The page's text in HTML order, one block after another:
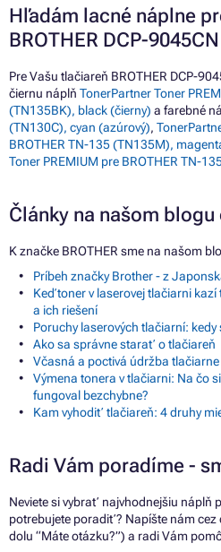
Hľadám lacné náplne
BROTHER DCP-9045CN
Pre Vašu tlačiareň BROTHER DCP-
čiernu náplň TonerPartner Toner
(TN135BK), black (čierny) a farebné
(TN130C), cyan (azúrový),
BROTHER TN-135 (TN135M),
Toner PREMIUM pre BROTHER TN-
Články na našom blogu
K značke BROTHER sme na našom
Príbeh značky Brother - z
Keď toner v laserovej tlačiarni
a ich riešení
Poruchy laserových tlačiarní:
Ako sa správne starať o tlačiareň
Včasná a poctivá údržba
Výmena tonera v tlačiarni: Na čo
fungoval bezchybne?
Kam vyhodiť tlačiareň: 4 druhy
Radi Vám poradíme -
Neviete si vybrať najvhodnejšiu náplň
potrebujete poradiť? Napíšte nám cez
dolu “Máte otázku?”) a radi Vám